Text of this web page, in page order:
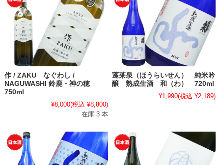
作 / ZAKU なぐわし /
NAGUWASHI 鈴鹿・神の穂
750ml
¥8,000(税込 ¥8,800)
在庫 3 本
蓬莱泉（ほうらいせん） 純米吟
醸 熟成生酒 和（わ） 720ml
¥1,990(税込 ¥2,189)